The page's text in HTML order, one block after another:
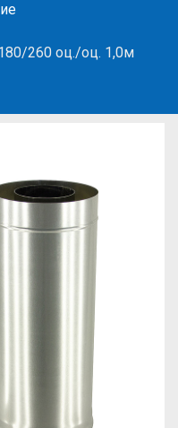
260 оц./оц. 1,0м